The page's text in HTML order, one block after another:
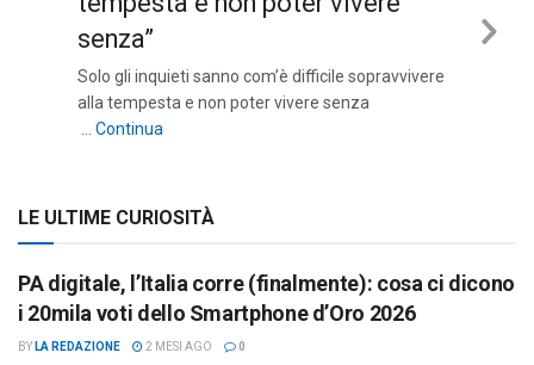
senza”
Solo gli inquieti sanno com’è difficile sopravvivere
alla tempesta e non poter vivere senza
… Continua
LE ULTIME CURIOSITÀ
PA digitale, l’Italia corre (finalmente): cosa ci dicono
i 20mila voti dello Smartphone d’Oro 2026
BY LA REDAZIONE 2 MESI AGO 0